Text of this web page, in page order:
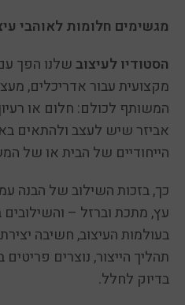
מגשימים חלומות לאוהבי
הסטודיו לעיצובשלנו הפך
מקצועית עבור אדריכלים,
המשותף לכולם: חלום או
אביזר שיש לעצב ולהתאים
הייחודיים של הבית או של
כך, בזכות השילוב של הבנה
עץ, מתכת וברזל –
בעולמות העיצוב, חשיבה
תהליך הייצור, נוצרים
בדיוק לחלל.